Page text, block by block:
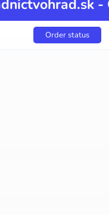
-
Order status